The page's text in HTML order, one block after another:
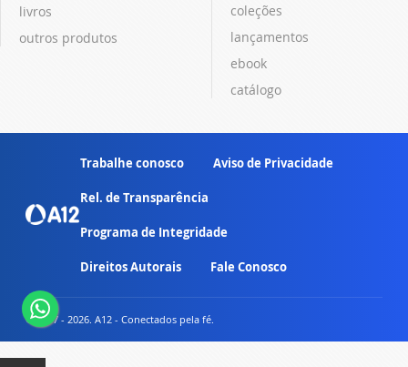
livros
outros produtos
coleções
lançamentos
ebook
catálogo
Trabalhe conosco Aviso de Privacidade
Rel. de Transparência
Programa de Integridade
Direitos Autorais Fale Conosco
© 2007 - 2026. A12 - Conectados pela fé.